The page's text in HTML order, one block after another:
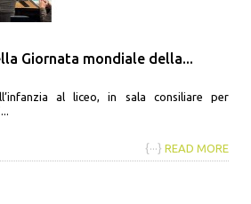
Giornata mondiale della...
al liceo, in sala consiliare per
{···} READ MORE